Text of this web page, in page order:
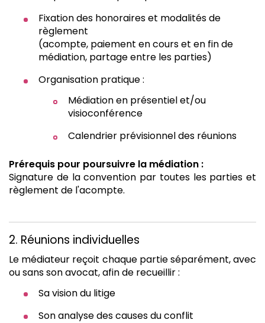
Fixation des honoraires et modalités de
règlement
(acompte, paiement en cours et en fin de
médiation, partage entre les parties)
Organisation pratique :
Médiation en présentiel et/ou
visioconférence
Calendrier prévisionnel des réunions
Prérequis pour poursuivre la médiation :
Signature de la convention par toutes les parties et
règlement de l'acompte.
2. Réunions individuelles
Le médiateur reçoit chaque partie séparément, avec
ou sans son avocat, afin de recueillir :
Sa vision du litige
Son analyse des causes du conflit